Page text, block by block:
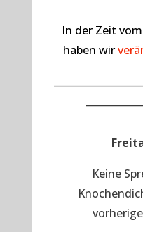
In der Zeit vom
haben wir
Keine